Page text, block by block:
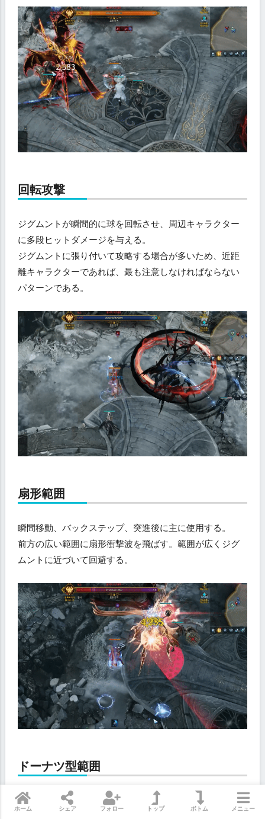
回転攻撃
ジグムントが瞬間的に球を回転させ、周辺キャラクター
に多段ヒットダメージを与える。
ジグムントに張り付いて攻略する場合が多いため、近距
離キャラクターであれば、最も注意しなければならない
パターンである。
扇形範囲
瞬間移動、バックステップ、突進後に主に使用する。
前方の広い範囲に扇形衝撃波を飛ばす。範囲が広くジグ
ムントに近づいて回避する。
ドーナツ型範囲
対象1人に広いドーナツ型範囲の衝撃波を飛ばす。
ホーム シェア フォロー トップ ボトム メニュー